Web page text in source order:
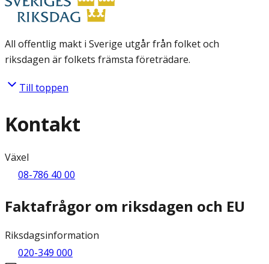
All offentlig makt i Sverige utgår från folket och
riksdagen är folkets främsta företrädare.
Till toppen
Kontakt
Växel
08-786 40 00
Faktafrågor om riksdagen och EU
Riksdagsinformation
020-349 000